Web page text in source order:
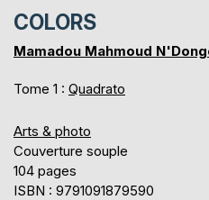
COLORS
Mamadou Mahmoud
Tome 1 : Quadrato
Arts & photo
Couverture souple
104 pages
ISBN : 9791091879590